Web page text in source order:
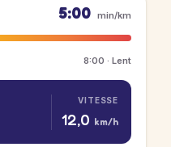
5:00 min/km
8:00 · Lent
VITESSE
12,0 km/h